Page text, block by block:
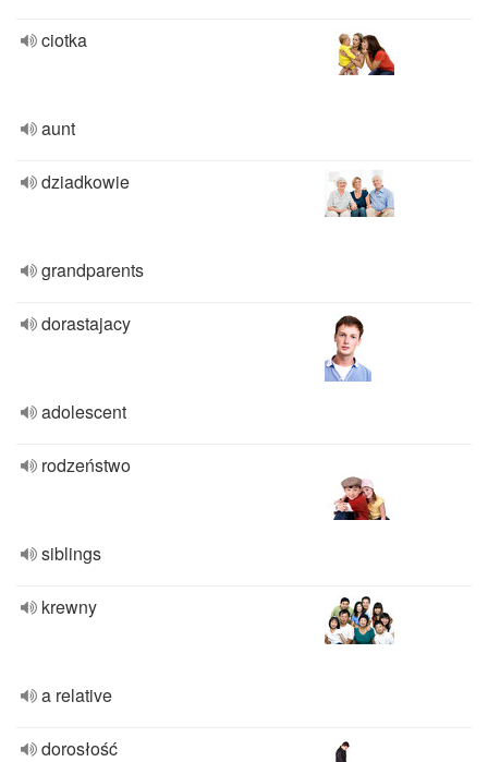
ciotka
aunt
dziadkowie
grandparents
dorastajacy
adolescent
rodzeństwo
siblings
krewny
a relative
dorosłość